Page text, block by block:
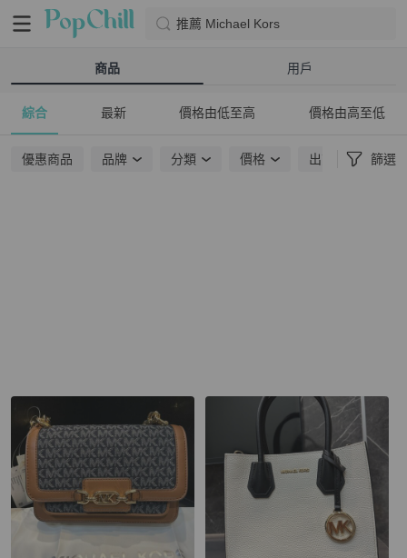
推薦 Michael Kors
商品 用戶
綜合 最新 價格由低至高 價格由高至低
優惠商品 品牌 分類 價格 出貨地點 篩選